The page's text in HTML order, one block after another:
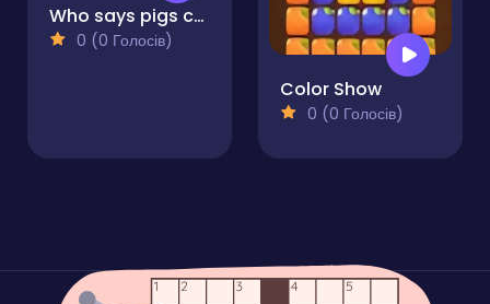
Who says pigs can't fly
0 (0 Голосів)
Color Show
0 (0 Голосів)